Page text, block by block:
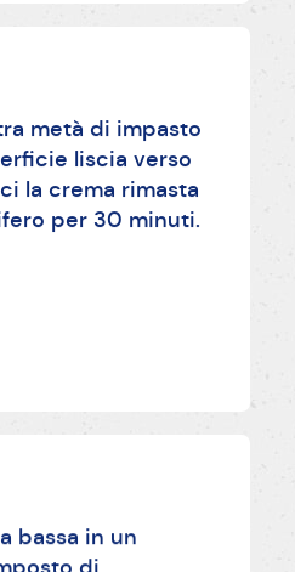
metà di impasto
liscia verso
la crema rimasta
per 30 minuti.
bassa in un